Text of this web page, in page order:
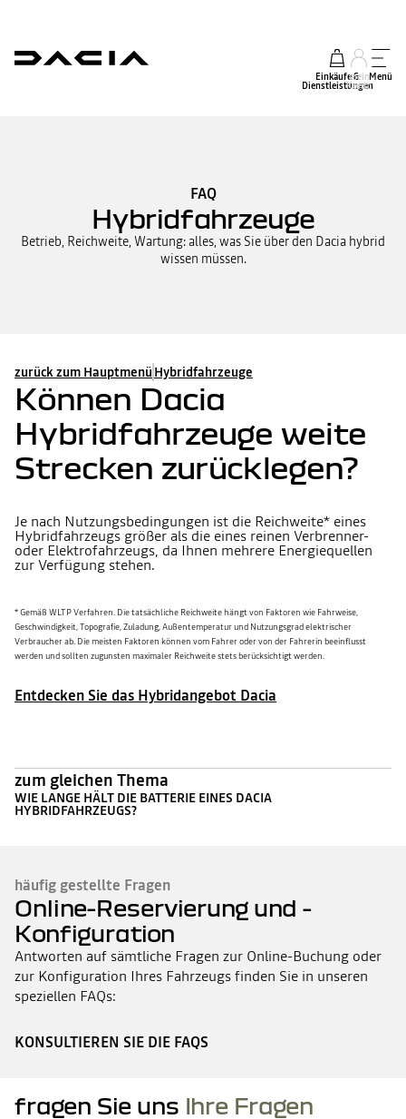
Einkäufe &
Dienstleistungen
mein
Konto
Menü
FAQ
Hybridfahrzeuge
Betrieb, Reichweite, Wartung: alles, was Sie über den Dacia hybrid
wissen müssen.
zurück zum Hauptmenü Hybridfahrzeuge
Können Dacia
Hybridfahrzeuge weite
Strecken zurücklegen?
Je nach Nutzungsbedingungen ist die Reichweite* eines
Hybridfahrzeugs größer als die eines reinen Verbrenner-
oder Elektrofahrzeugs, da Ihnen mehrere Energiequellen
zur Verfügung stehen.
* Gemäß WLTP Verfahren. Die tatsächliche Reichweite hängt von Faktoren wie Fahrweise,
Geschwindigkeit, Topografie, Zuladung, Außentemperatur und Nutzungsgrad elektrischer
Verbraucher ab. Die meisten Faktoren können vom Fahrer oder von der Fahrerin beeinflusst
werden und sollten zugunsten maximaler Reichweite stets berücksichtigt werden.
Entdecken Sie das Hybridangebot Dacia
zum gleichen Thema
WIE LANGE HÄLT DIE BATTERIE EINES DACIA
HYBRIDFAHRZEUGS?
häufig gestellte Fragen
Online-Reservierung und -
Konfiguration
Antworten auf sämtliche Fragen zur Online-Buchung oder
zur Konfiguration Ihres Fahrzeugs finden Sie in unseren
speziellen FAQs:
KONSULTIEREN SIE DIE FAQS
fragen Sie uns Ihre Fragen